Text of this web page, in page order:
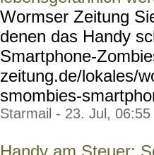
Wormser Zeitung
denen das Handy
Smartphone-
zeitung.de/lokales/
smombies-
Starmail - 23. Jul, 06:55